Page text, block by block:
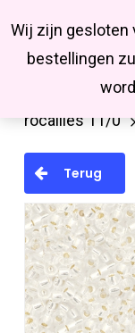
Wij zijn gesloten
bestellingen
main
rocailles 11/0
Terug